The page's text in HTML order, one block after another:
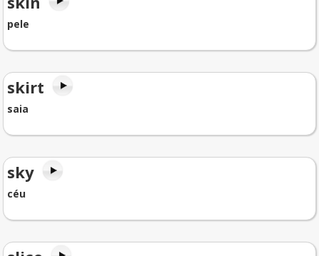
pele
skirt
saia
sky
céu